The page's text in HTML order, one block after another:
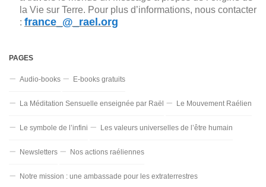
la Vie sur Terre. Pour plus d’informations, nous contacter
: france_@_rael.org
PAGES
Audio-books E-books gratuits
La Méditation Sensuelle enseignée par Raël Le Mouvement Raélien
Le symbole de l’infini Les valeurs universelles de l’être humain
Newsletters Nos actions raéliennes
Notre mission : une ambassade pour les extraterrestres